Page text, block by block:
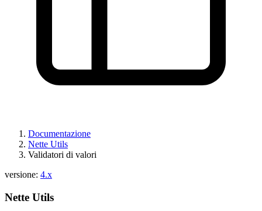
Documentazione
Nette Utils
Validatori di valori
versione: 4.x
Nette Utils